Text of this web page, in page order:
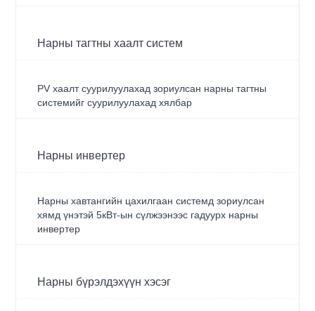
Нарны тагтны хаалт систем
PV хаалт суурилуулахад зориулсан нарны тагтны
системийг суурилуулахад хялбар
Нарны инвертер
Нарны хавтангийн цахилгаан системд зориулсан
хямд үнэтэй 5кВт-ын сүлжээнээс гадуурх нарны
инвертер
Нарны бүрэлдэхүүн хэсэг